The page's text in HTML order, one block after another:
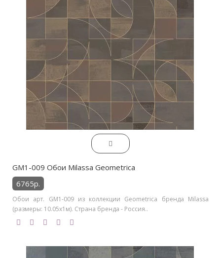
GM1-009 Обои Milassa Geometrica
6765р.
Обои арт. GM1-009 из коллекции Geometrica бренда Milassa
(размеры: 10.05х1м). Страна бренда - Россия..